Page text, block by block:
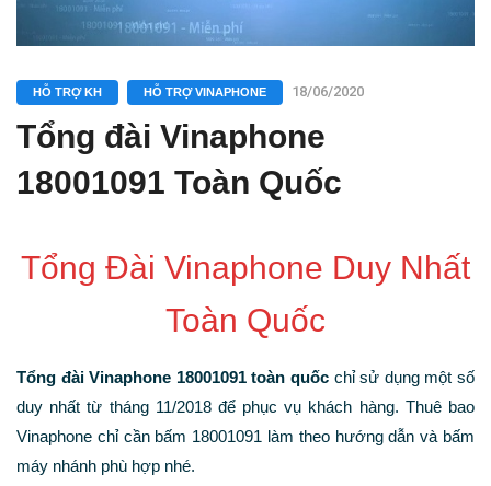
HỖ TRỢ KH HỖ TRỢ VINAPHONE 18/06/2020
Tổng đài Vinaphone
18001091 Toàn Quốc
Tổng Đài Vinaphone Duy Nhất
Toàn Quốc
Tổng đài Vinaphone 18001091 toàn quốc chỉ sử dụng một số
duy nhất từ tháng 11/2018 để phục vụ khách hàng. Thuê bao
Vinaphone chỉ cần bấm 18001091 làm theo hướng dẫn và bấm
máy nhánh phù hợp nhé.